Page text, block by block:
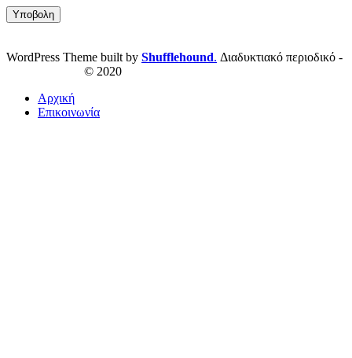
WordPress Theme built by Shufflehound. Διαδυκτιακό περιοδικό -
© 2020
Αρχική
Επικοινωνία